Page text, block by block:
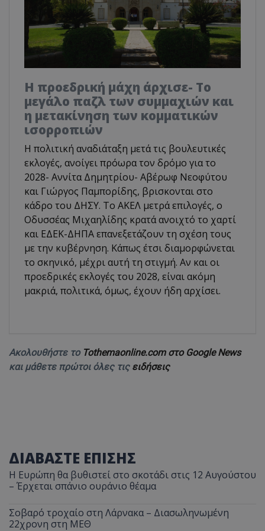
Η προεδρική μάχη άρχισε- Το
μεγάλο παζλ των συμμαχιών και
η μετακίνηση των κομματικών
ισορροπιών
Η πολιτική αναδιάταξη μετά τις βουλευτικές
εκλογές, ανοίγει πρόωρα τον δρόμο για το
2028- Αννίτα Δημητρίου- Αβέρωφ Νεοφύτου
και Γιώργος Παμπορίδης, βρισκονται στο
κάδρο του ΔΗΣΥ. Το ΑΚΕΛ μετρά επιλογές, ο
Οδυσσέας Μιχαηλίδης κρατά ανοιχτό το χαρτί
και ΕΔΕΚ-ΔΗΠΑ επανεξετάζουν τη σχέση τους
με την κυβέρνηση. Κάπως έτσι διαμορφώνεται
το σκηνικό, μέχρι αυτή τη στιγμή. Αν και οι
προεδρικές εκλογές του 2028, είναι ακόμη
μακριά, πολιτικά, όμως, έχουν ήδη αρχίσει.
Ακολουθήστε το Tothemaonline.com στο Google News
και μάθετε πρώτοι όλες τις ειδήσεις
ΔΙΑΒΑΣΤΕ ΕΠΙΣΗΣ
Η Ευρώπη θα βυθιστεί στο σκοτάδι στις 12 Αυγούστου
– Έρχεται σπάνιο ουράνιο θέαμα
Σοβαρό τροχαίο στη Λάρνακα – Διασωληνωμένη
22χρονη στη ΜΕΘ